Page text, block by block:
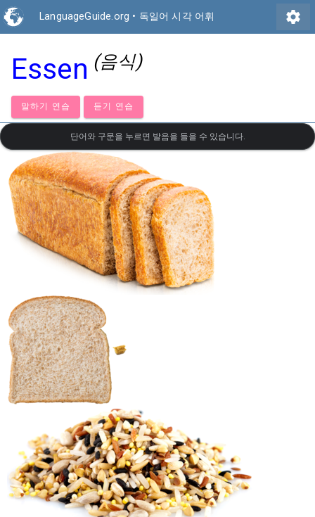
LanguageGuide.org • 독일어 시각 어휘 settings
Essen (음식)
말하기 연습 듣기 연습
단어와 구문을 누르면 발음을 들을 수 있습니다.